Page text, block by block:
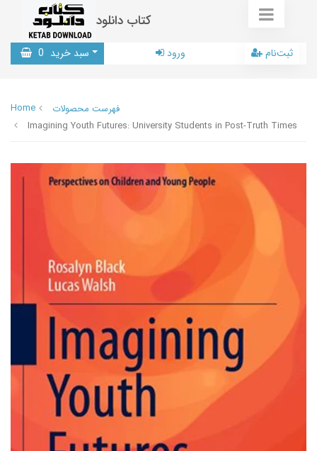
کتاب دانلود
سبد خرید 0 ورود ثبت‌نام
Home
فهرست محصولات
Imagining Youth Futures: University Students in Post-Truth Times